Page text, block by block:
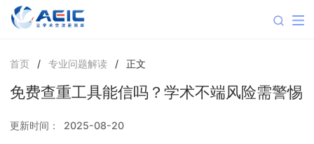
首页 / 专业问题解读 / 正文
免费查重工具能信吗？学术不端风险需警惕
更新时间： 2025-08-20